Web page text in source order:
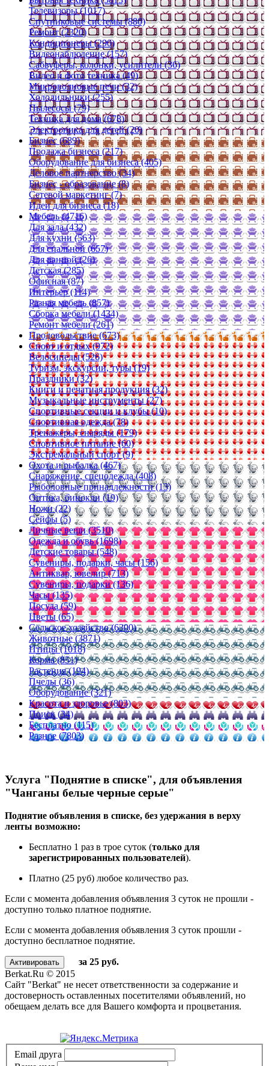
Телевизоры (1017)
Спутниковые системы (880)
Ремонт (2320)
Кондиционеры (290)
Видеонаблюдение (157)
Сабвуферы, колонки, усилители (36)
Видео и фото техника (49)
Микроволновые печи (32)
Холодильники (255)
Пылесосы (79)
Техника для дома (678)
Электроника для детей (20)
Бизнес (689)
Продажа бизнеса (217)
Оборудование для бизнеса (405)
Деловое партнерство (34)
Бизнес - образование (8)
Сетевой маркетинг (7)
Идеи для бизнеса (18)
Мебель (4716)
Для зала (432)
Для кухни (563)
Для спальной (657)
Для ванной (26)
Детская (285)
Офисная (87)
Интерьер (114)
Разная мебель (857)
Сборка мебели (1434)
Ремонт мебели (261)
Продовольствие (673)
Спорт и отдых (972)
Велосипеды (526)
Туризм, экскурсии, туры (19)
Праздники (32)
Книги и печатная продукция (32)
Музыкальные инструменты (27)
Спортивные секции и клубы (10)
Спортивная одежда (78)
Тренажеры, снаряды (179)
Спортивное питание (60)
Экстремальный спорт (9)
Охота и рыбалка (467)
Снаряжение, спецодежда (408)
Рыболовные принадлежности (13)
Оптика, бинокли (19)
Ножи (22)
Сейфы (5)
Личные вещи (3510)
Одежда и обувь (1698)
Детские товары (548)
Сувениры, подарки, часы (156)
Антиквар, ювелир (713)
Сувениры, подарки (136)
Часы (135)
Посуда (59)
Цветы (65)
Сельское хозяйство (6300)
Животные (3871)
Птицы (1018)
Корма (851)
Растения (194)
Пчелы (36)
Оборудование (321)
Красота и здоровье (803)
Поиск (34)
Бесплатно (115)
Разное (7803)
Услуга "Поднятие в списке", для объявления
"Чанганы белые черные серые"
Поднятие объявления в списке, без удержания в верху
ленты возможно:
Бесплатно 1 раз в трое суток (только для
зарегистрированных пользователей).
Платно (25 руб) любое количество раз.
Если с момента добавления объявления 3 суток не прошли -
доступно только платное поднятие.
Если с момента добавления объявления 3 суток прошли -
доступно бесплатное поднятие.
за 25 руб.
Berkat.Ru © 2015
Сайт "Berkat" не несет ответственности за содержание и
достоверность оставленных посетителями объявлений, но
обещаем делать все для Вашего комфорта и процветания.
Email друга